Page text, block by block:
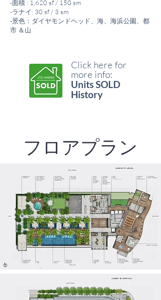
-面積 : 1,620 sf / 150 sm
-ラナイ: 30 sf / 3 sm
-景色：ダイヤモンドヘッド、海、海浜公園、都
市 ＆山
Click here for
more info:
Units SOLD
History
フロアプラン